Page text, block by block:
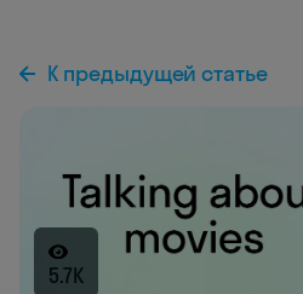
К предыдущей статье
5.7K